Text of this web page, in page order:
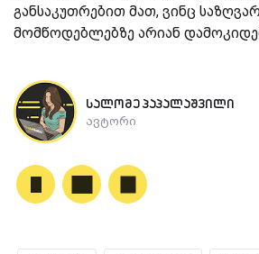
განსაკუთრებით მათ, ვინც
მომწოდებლებზე არიან
სალომე პაპალაშვილი
ავტორი